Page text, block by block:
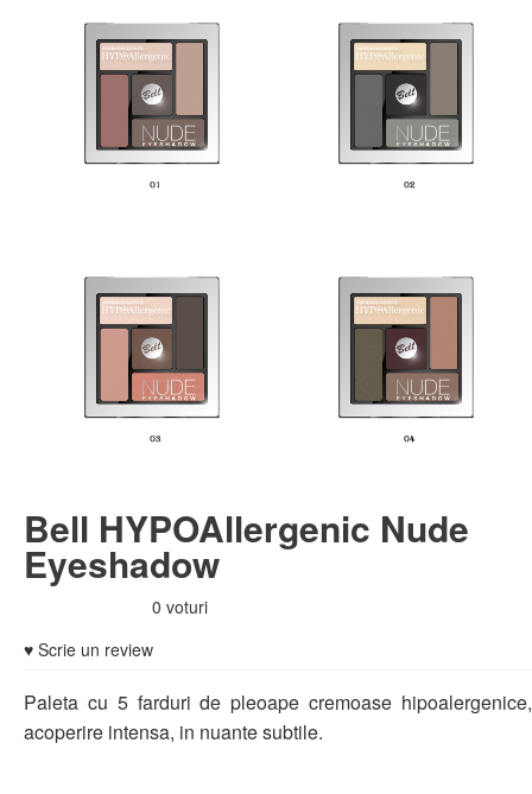
Bell HYPOAllergenic Nude
Eyeshadow
0 voturi
♥ Scrie un review
Paleta cu 5 farduri de pleoape cremoase hipoalergenice,
acoperire intensa, in nuante subtile.